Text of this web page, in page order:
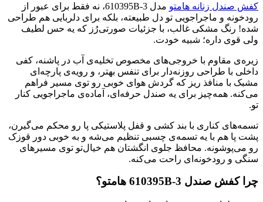
کفش صندل زنانه هامتو
مدل 610395B-3، نه فقط برای عبور از
رودخونه و ماجراجویی تو دل طبیعته، بلکه برای دلربایی هم طراحی
شده! رنگ مشکی غالب، با جزئیات صورتی‌رُز که یه حس لطیف
ولی قوی داره؛ شبیه خودت.
زیره‌ی مقاوم با خروجی‌های مخصوص تخلیه‌ی آب در پاشنه، کفی
داخلی با طراحی روزنه‌دار برای تنفس بهتر، و رویه‌ی پارچه‌ای
مشبک با منافذ ریز که گردش هوای خوبی رو توی مسیر فراهم
می‌کنه. همه‌چیز برای یه صندل حرفه‌ای، آماده‌ی ماجراجویی کنار
تو.
تسمه‌های کناری با بند کشی و قفل پلاستیکی پا رو محکم می‌گیرن،
پشت پا هم با یه تسمه‌ی چسبی تنظیم می‌شه و به خوبی دور قوزک
رو می‌پوشونه. محافظ جلوی انگشتان هم خیال‌تو توی مسیرهای
سنگی و رودخونه‌ای راحت می‌کنه.
چرا کفش صندل 610395B-3 هامتو؟